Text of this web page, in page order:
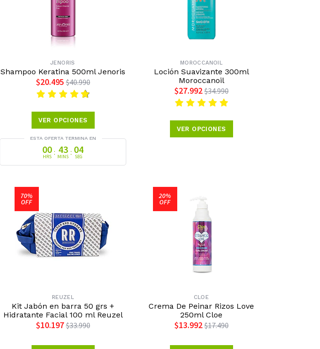
JENORIS
Shampoo Keratina 500ml Jenoris
$20.495 $40.990
VER OPCIONES
ESTA OFERTA TERMINA EN
00
HRS : 43
MINS : 03
SEG
MOROCCANOIL
Loción Suavizante 300ml
Moroccanoil
$27.992 $34.990
VER OPCIONES
70%
OFF
REUZEL
Kit Jabón en barra 50 grs +
Hidratante Facial 100 ml Reuzel
$10.197 $33.990
20%
OFF
CLOE
Crema De Peinar Rizos Love
250ml Cloe
$13.992 $17.490